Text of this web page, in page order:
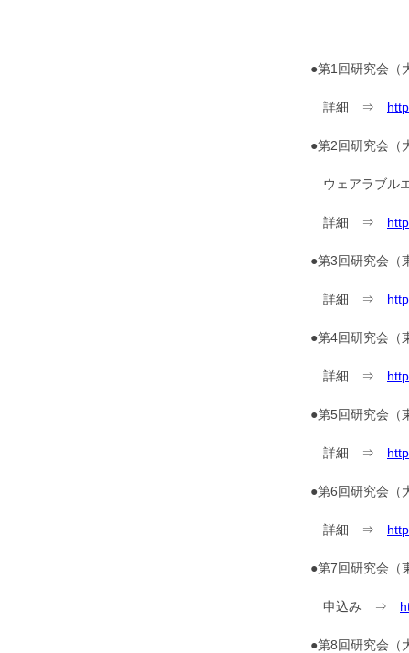
●第1回研究会
詳細 ⇒
●第2回研究会（
ウェアラブル
詳細 ⇒
●第3回研究会（
詳細 ⇒
●第4回研究会（
詳細 ⇒
●第5回研究会（
詳細 ⇒
●第6回研究会（
詳細 ⇒
●第7回研究会（
申込み ⇒
●第8回研究会（